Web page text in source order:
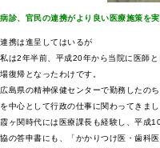
病診、官民の連携がより良い医療施策を
連携は進呈してはいるが
私は2年半前、平成20年から当院に医師
場復帰となったわけです。
広島県の精神保健センターで勤務したの
を中心として行政の仕事に関わってきまし
霞ヶ関時代には医療課長も経験し、平成
協の答申書にも、「かかりつけ医・歯科医